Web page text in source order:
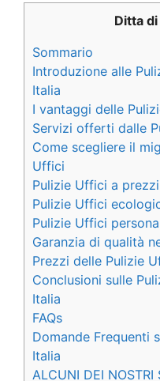
Ditta
Sommario
Introduzione alle
Italia
I vantaggi delle
Servizi offerti dalle
Come scegliere il
Uffici
Pulizie Uffici a
Pulizie Uffici
Pulizie Uffici
Garanzia di qualità
Prezzi delle Pulizie
Conclusioni sulle
Italia
FAQs
Domande Frequenti
Italia
ALCUNI DEI NOSTRI